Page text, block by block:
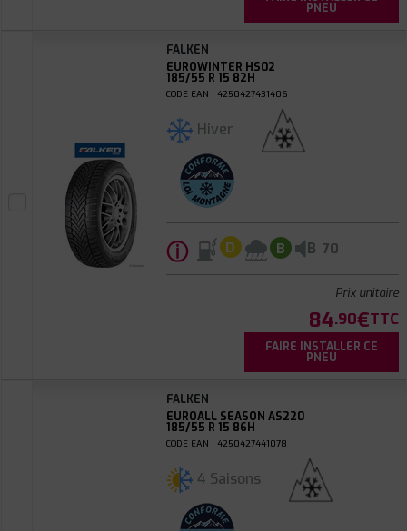
PNEU
FALKEN
EUROWINTER HS02
185/55 R 15 82H
CODE EAN : 4250427431406
Hiver
ⓘ D B B 70
Prix unitaire
84.90€TTC
FAIRE INSTALLER CE
PNEU
FALKEN
EUROALL SEASON AS220
185/55 R 15 86H
CODE EAN : 4250427441078
4 Saisons